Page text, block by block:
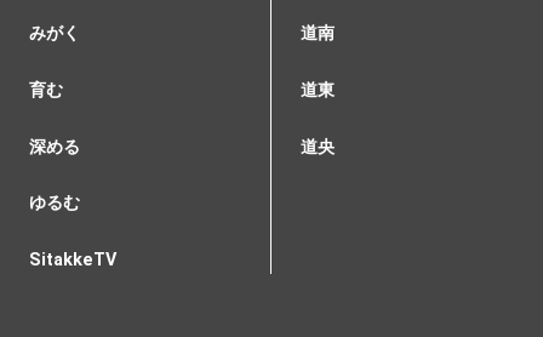
みがく
育む
深める
ゆるむ
SitakkeTV
道南
道東
道央